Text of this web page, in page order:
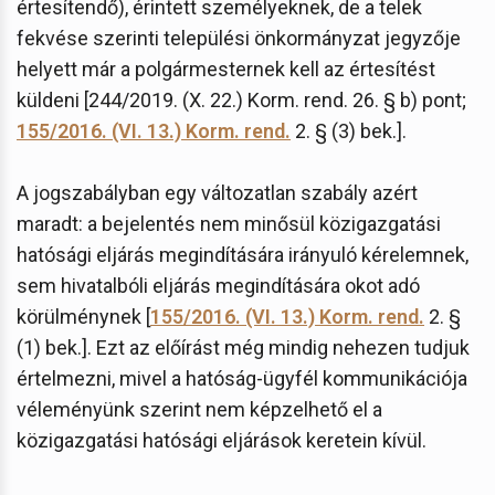
értesítendő), érintett személyeknek, de a telek
fekvése szerinti települési önkormányzat jegyzője
helyett már a polgármesternek kell az értesítést
küldeni [244/2019. (X. 22.) Korm. rend. 26. § b) pont;
155/2016. (VI. 13.) Korm. rend. 2. § (3) bek.].
A jogszabályban egy változatlan szabály azért
maradt: a bejelentés nem minősül közigazgatási
hatósági eljárás megindítására irányuló kérelemnek,
sem hivatalbóli eljárás megindítására okot adó
körülménynek [155/2016. (VI. 13.) Korm. rend. 2. §
(1) bek.]. Ezt az előírást még mindig nehezen tudjuk
értelmezni, mivel a hatóság-ügyfél kommunikációja
véleményünk szerint nem képzelhető el a
közigazgatási hatósági eljárások keretein kívül.